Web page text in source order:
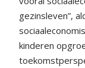
gezinsleven”,
kinderen